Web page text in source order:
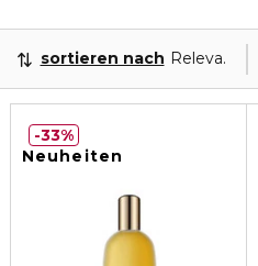
sortieren nach Relevanz
Neuheiten
33%